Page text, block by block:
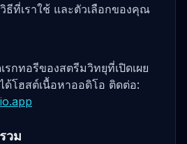
ธีที่เราใช้ และตัวเลือกของคุณ
รกทอรีของสตรีมวิทยุที่เปิดเผย
ด้โฮสต์เนื้อหาออดิโอ ติดต่อ:
วม